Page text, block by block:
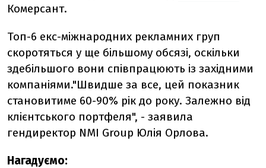
Комерсант.
Топ-6 екс-міжнародних рекламних груп
скоротяться у ще більшому обсязі, оскільки
здебільшого вони співпрацюють із західними
компаніями."Швидше за все, цей показник
становитиме 60-90% рік до року. Залежно від
клієнтського портфеля", - заявила
гендиректор NMI Group Юлія Орлова.
Нагадуємо: